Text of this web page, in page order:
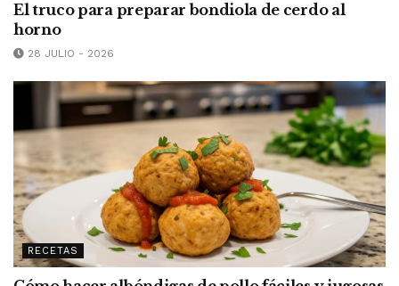
El truco para preparar bondiola de cerdo al
horno
28 JULIO - 2026
RECETAS